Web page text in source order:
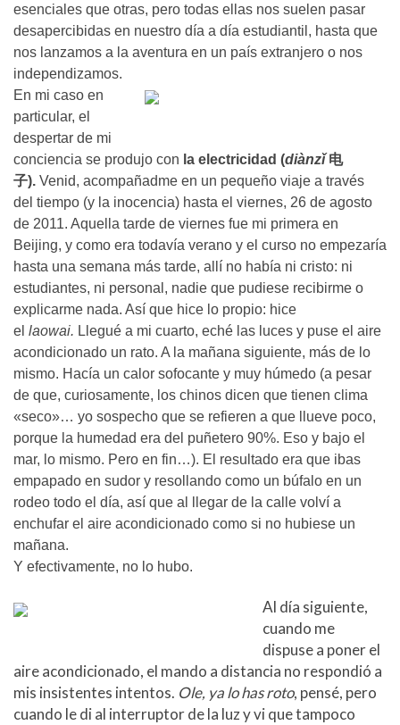
esenciales que otras, pero todas ellas nos suelen pasar
desapercibidas en nuestro día a día estudiantil, hasta que
nos lanzamos a la aventura en un país extranjero o nos
independizamos.
En mi caso en
particular, el
despertar de mi
conciencia se produjo con la electricidad (diànzǐ电
子). Venid, acompañadme en un pequeño viaje a través
del tiempo (y la inocencia) hasta el viernes, 26 de agosto
de 2011. Aquella tarde de viernes fue mi primera en
Beijing, y como era todavía verano y el curso no empezaría
hasta una semana más tarde, allí no había ni cristo: ni
estudiantes, ni personal, nadie que pudiese recibirme o
explicarme nada. Así que hice lo propio: hice
el laowai. Llegué a mi cuarto, eché las luces y puse el aire
acondicionado un rato. A la mañana siguiente, más de lo
mismo. Hacía un calor sofocante y muy húmedo (a pesar
de que, curiosamente, los chinos dicen que tienen clima
«seco»… yo sospecho que se refieren a que llueve poco,
porque la humedad era del puñetero 90%. Eso y bajo el
mar, lo mismo. Pero en fin…). El resultado era que ibas
empapado en sudor y resollando como un búfalo en un
rodeo todo el día, así que al llegar de la calle volví a
enchufar el aire acondicionado como si no hubiese un
mañana.
Y efectivamente, no lo hubo.
Al día siguiente,
cuando me
dispuse a poner el
aire acondicionado, el mando a distancia no respondió a
mis insistentes intentos. Ole, ya lo has roto, pensé, pero
cuando le di al interruptor de la luz y vi que tampoco